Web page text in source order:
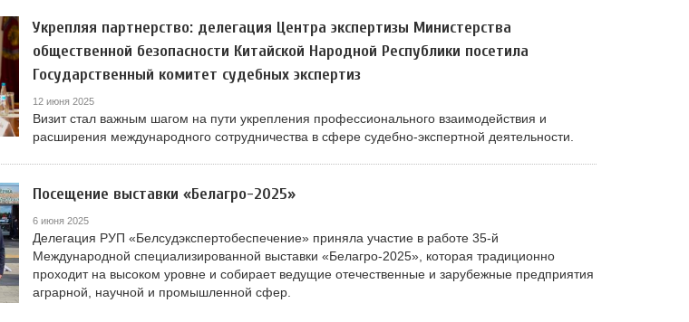
Укрепляя партнерство: делегация Центра экспертизы Министерства
общественной безопасности Китайской Народной Республики посетила
Государственный комитет судебных экспертиз
12 июня 2025
Визит стал важным шагом на пути укрепления профессионального взаимодействия и
расширения международного сотрудничества в сфере судебно-экспертной деятельности.
Посещение выставки «Белагро-2025»
6 июня 2025
Делегация РУП «Белсудэкспертобеспечение» приняла участие в работе 35-й
Международной специализированной выставки «Белагро-2025», которая традиционно
проходит на высоком уровне и собирает ведущие отечественные и зарубежные предприятия
аграрной, научной и промышленной сфер.